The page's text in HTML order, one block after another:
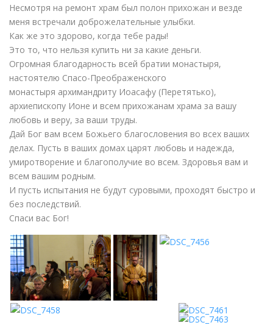
Несмотря на ремонт храм был полон прихожан и везде
меня встречали доброжелательные улыбки.
Как же это здорово, когда тебе рады!
Это то, что нельзя купить ни за какие деньги.
Огромная благодарность всей братии монастыря,
настоятелю Спасо-Преображенского
монастыря архимандриту Иоасафу (Перетятько),
архиепископу Ионе и всем прихожанам храма за вашу
любовь и веру, за ваши труды.
Дай Бог вам всем Божьего благословения во всех ваших
делах. Пусть в ваших домах царят любовь и надежда,
умиротворение и благополучие во всем. Здоровья вам и
всем вашим родным.
И пусть испытания не будут суровыми, проходят быстро и
без последствий.
Спаси вас Бог!